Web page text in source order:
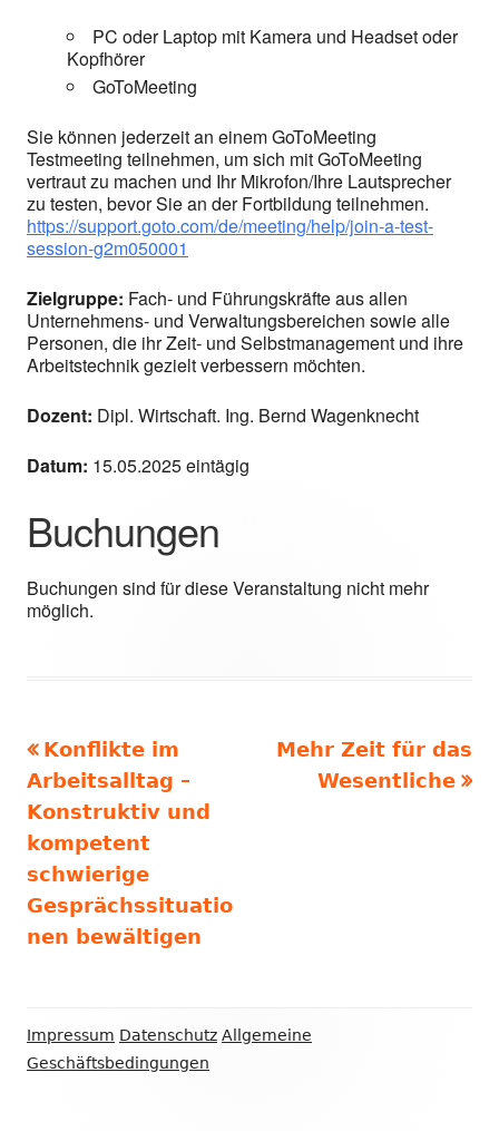
PC oder Laptop mit Kamera und Headset oder
Kopfhörer
GoToMeeting
Sie können jederzeit an einem GoToMeeting
Testmeeting teilnehmen, um sich mit GoToMeeting
vertraut zu machen und Ihr Mikrofon/Ihre Lautsprecher
zu testen, bevor Sie an der Fortbildung teilnehmen.
https://support.goto.com/de/meeting/help/join-a-test-
session-g2m050001
Zielgruppe: Fach- und Führungskräfte aus allen
Unternehmens- und Verwaltungsbereichen sowie alle
Personen, die ihr Zeit- und Selbstmanagement und ihre
Arbeitstechnik gezielt verbessern möchten.
Dozent: Dipl. Wirtschaft. Ing. Bernd Wagenknecht
Datum: 15.05.2025 eintägig
Buchungen
Buchungen sind für diese Veranstaltung nicht mehr
möglich.
Beitragsnavigation
Vorheriger
Beitrag:
Konflikte im
Arbeitsalltag –
Konstruktiv und
kompetent
schwierige
Gesprächssituatio
nen bewältigen
Nächster
Beitrag
Mehr Zeit für das
Wesentliche
Footer
Inhalt
Impressum Datenschutz Allgemeine
Geschäftsbedingungen